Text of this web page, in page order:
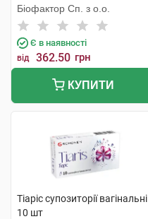
Біофактор Сп. з о.о.
Є в наявності
від 362.50 грн
КУПИТИ
Тіаріс супозиторії вагінальні
10 шт